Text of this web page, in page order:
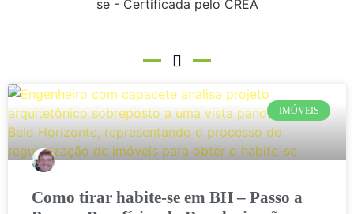
IMÓVEIS
Como tirar habite-se em BH – Passo a